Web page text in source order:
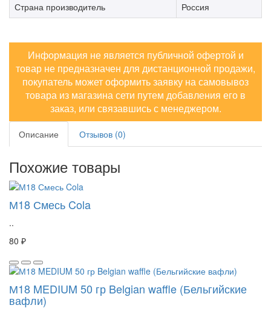
Страна производитель
Россия
Информация не является публичной офертой и
товар не предназначен для дистанционной продажи,
покупатель может оформить заявку на самовывоз
товара из магазина сети путем добавления его в
заказ, или связавшись с менеджером.
Описание Отзывов (0)
Похожие товары
М18 Смесь Cola
..
80 ₽
М18 MEDIUM 50 гр Belgian waffle (Бельгийские
вафли)